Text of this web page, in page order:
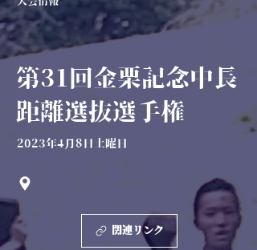
第31回金栗記念中長
距離選抜選手権
2023年4月8日土曜日
関連リンク